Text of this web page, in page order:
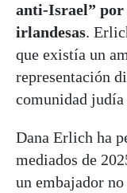
anti‑Israel”
irlandesas.
que existía un
representación
comunidad judía
Dana Erlich ha
mediados de
un embajador